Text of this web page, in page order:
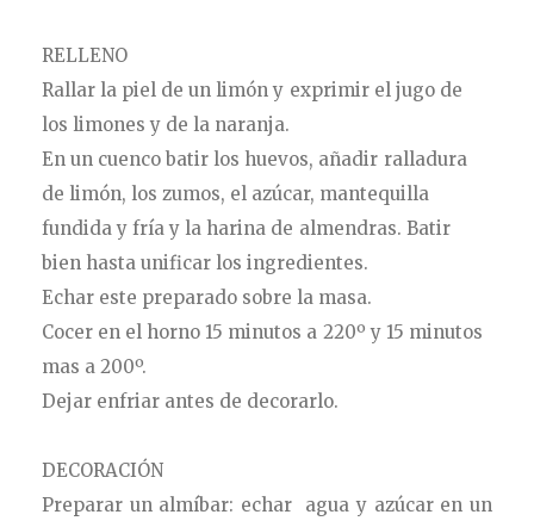
RELLENO
Rallar la piel de un limón y exprimir el jugo de
los limones y de la naranja.
En un cuenco batir los huevos, añadir ralladura
de limón, los zumos, el azúcar, mantequilla
fundida y fría y la harina de almendras. Batir
bien hasta unificar los ingredientes.
Echar este preparado sobre la masa.
Cocer en el horno 15 minutos a 220º y 15 minutos
mas a 200º.
Dejar enfriar antes de decorarlo.
DECORACIÓN
Preparar un almíbar: echar agua y azúcar en un